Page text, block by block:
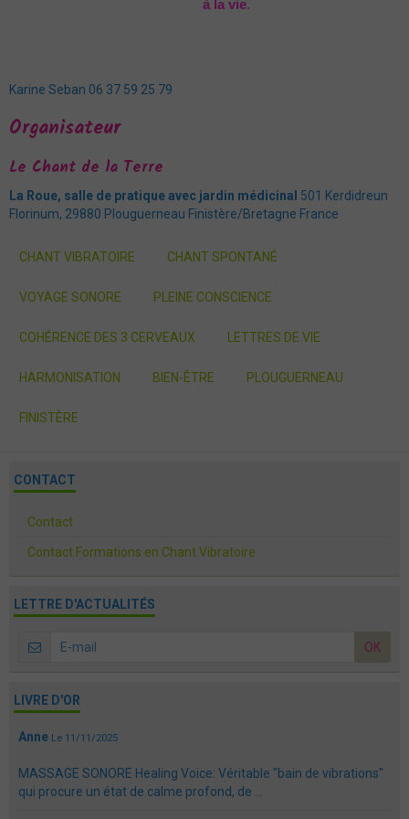
à la vie.
Karine Seban 06 37 59 25 79
Organisateur
Le Chant de la Terre
La Roue, salle de pratique avec jardin médicinal 501 Kerdidreun
Florinum, 29880 Plouguerneau Finistère/Bretagne France
CHANT VIBRATOIRE CHANT SPONTANÉ
VOYAGE SONORE PLEINE CONSCIENCE
COHÉRENCE DES 3 CERVEAUX LETTRES DE VIE
HARMONISATION BIEN-ÊTRE PLOUGUERNEAU
FINISTÈRE
CONTACT
Contact
Contact Formations en Chant Vibratoire
LETTRE D'ACTUALITÉS
OK
LIVRE D'OR
Anne Le 11/11/2025
MASSAGE SONORE Healing Voice: Véritable "bain de vibrations"
qui procure un état de calme profond, de ...